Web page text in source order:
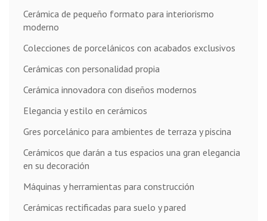
Cerámica de pequeño formato para interiorismo
moderno
Colecciones de porcelánicos con acabados exclusivos
Cerámicas con personalidad propia
Cerámica innovadora con diseños modernos
Elegancia y estilo en cerámicos
Gres porcelánico para ambientes de terraza y piscina
Cerámicos que darán a tus espacios una gran elegancia
en su decoración
Máquinas y herramientas para construcción
Cerámicas rectificadas para suelo y pared